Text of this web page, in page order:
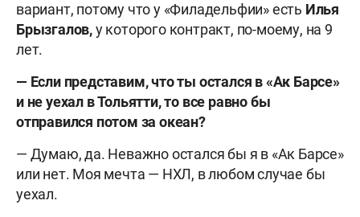
вариант, потому что у «Филадельфии» есть Илья
Брызгалов,у которого контракт, по-моему, на 9
лет.
— Если представим, что ты остался в «Ак Барсе»
и не уехал в Тольятти, то все равно бы
отправился потом за океан?
— Думаю, да. Неважно остался бы я в «Ак Барсе»
или нет. Моя мечта — НХЛ, в любом случае бы
уехал.